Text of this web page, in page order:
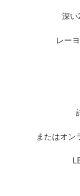
深い
レー
またはオン